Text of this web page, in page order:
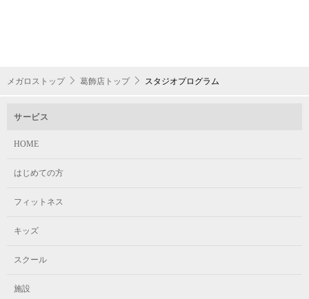
メガロストップ 葛飾店トップ スタジオプログラム
サービス
HOME
はじめての方
フィットネス
キッズ
スクール
施設